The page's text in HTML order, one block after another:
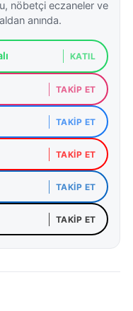
nöbetçi eczaneler ve
anında.
KATIL
TAKIP ET
TAKIP ET
TAKIP ET
TAKIP ET
TAKIP ET